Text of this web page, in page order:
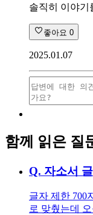
솔직히 이야기
좋아요 0
2025.01.07
함께 읽은 질
Q. 자소서
글자 제한 700
로 맞췄는데